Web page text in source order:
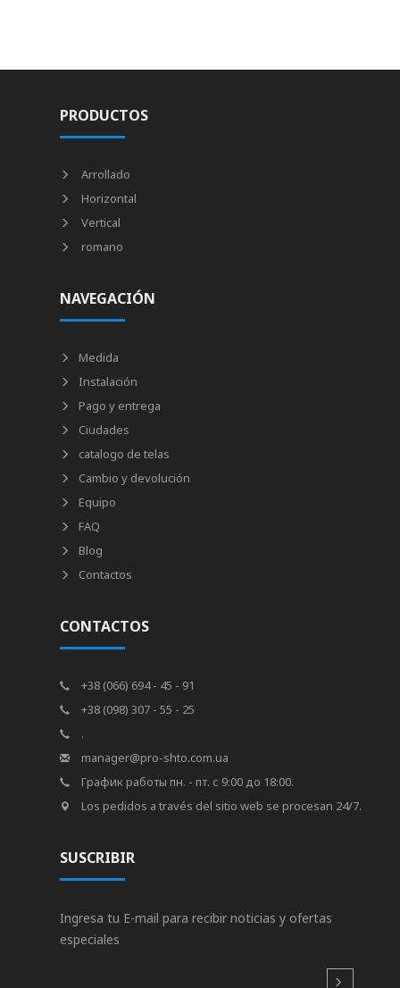
PRODUCTOS
Arrollado
Horizontal
Vertical
romano
NAVEGACIÓN
Medida
Instalación
Pago y entrega
Ciudades
catalogo de telas
Cambio y devolución
Equipo
FAQ
Blog
Contactos
CONTACTOS
+38 (066) 694 - 45 - 91
+38 (098) 307 - 55 - 25
.
manager@pro-shto.com.ua
График работы пн. - пт. с 9:00 до 18:00.
Los pedidos a través del sitio web se procesan 24/7.
SUSCRIBIR
Ingresa tu E-mail para recibir noticias y ofertas
especiales